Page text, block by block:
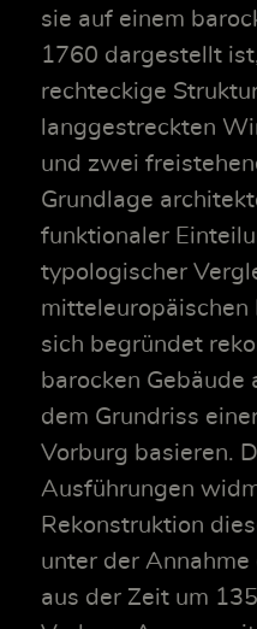
sie auf einem
1760 dargestellt
rechteckige
langgestreckten
und zwei
Grundlage
funktionaler
typologischer
mitteleuropäischen
sich begründet
barocken Gebäude
dem Grundriss
Vorburg basieren.
Ausführungen
Rekonstruktion
unter der
aus der Zeit um